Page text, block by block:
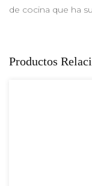
de cocina que ha
Productos